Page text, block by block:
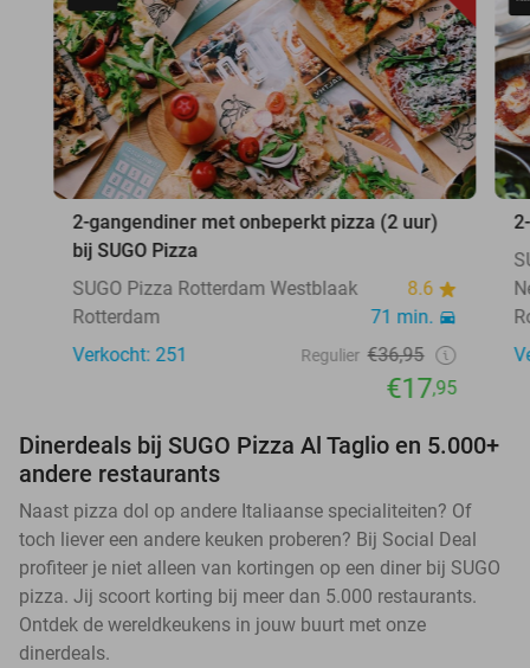
2-gangendiner met onbeperkt pizza (2 uur)
bij SUGO Pizza
SUGO Pizza Rotterdam Westblaak
8.6
Rotterdam
71 min.
Verkocht: 251
Regulier €36,95
€17,95
Dinerdeals bij SUGO Pizza Al Taglio en 5.000+
andere restaurants
Naast pizza dol op andere Italiaanse specialiteiten? Of
toch liever een andere keuken proberen? Bij Social Deal
profiteer je niet alleen van kortingen op een diner bij SUGO
pizza. Jij scoort korting bij meer dan 5.000 restaurants.
Ontdek de wereldkeukens in jouw buurt met onze
dinerdeals.